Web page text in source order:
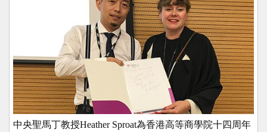
中央聖馬丁教授Heather Sproat為香港高等商學院十四周年